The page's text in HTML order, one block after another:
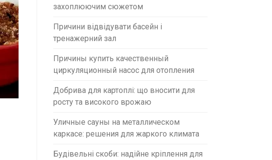
захоплюючим сюжетом
Причини відвідувати басейн і
тренажерний зал
Причины купить качественный
циркуляционный насос для отопления
Добрива для картоплі: що вносити для
росту та високого врожаю
Уличные сауны на металлическом
каркасе: решения для жаркого климата
Будівельні скоби: надійне кріплення для